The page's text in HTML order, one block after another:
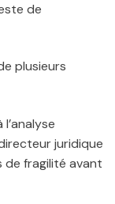
de
plusieurs
juridique
de fragilité avant